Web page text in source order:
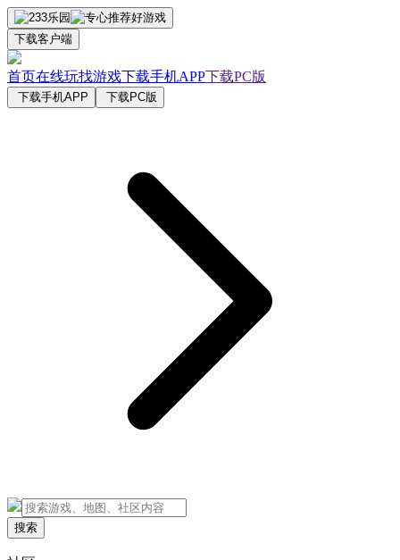
下载客户端
首页在线玩找游戏下载手机APP下载PC版
下载手机APP 下载PC版
搜索